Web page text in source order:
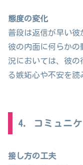
態度の変化
普段は返信が早い
彼の内面に何らか
況においては、彼
る嫉妬心や不安を読
4. コミュニケ
接し方の工夫